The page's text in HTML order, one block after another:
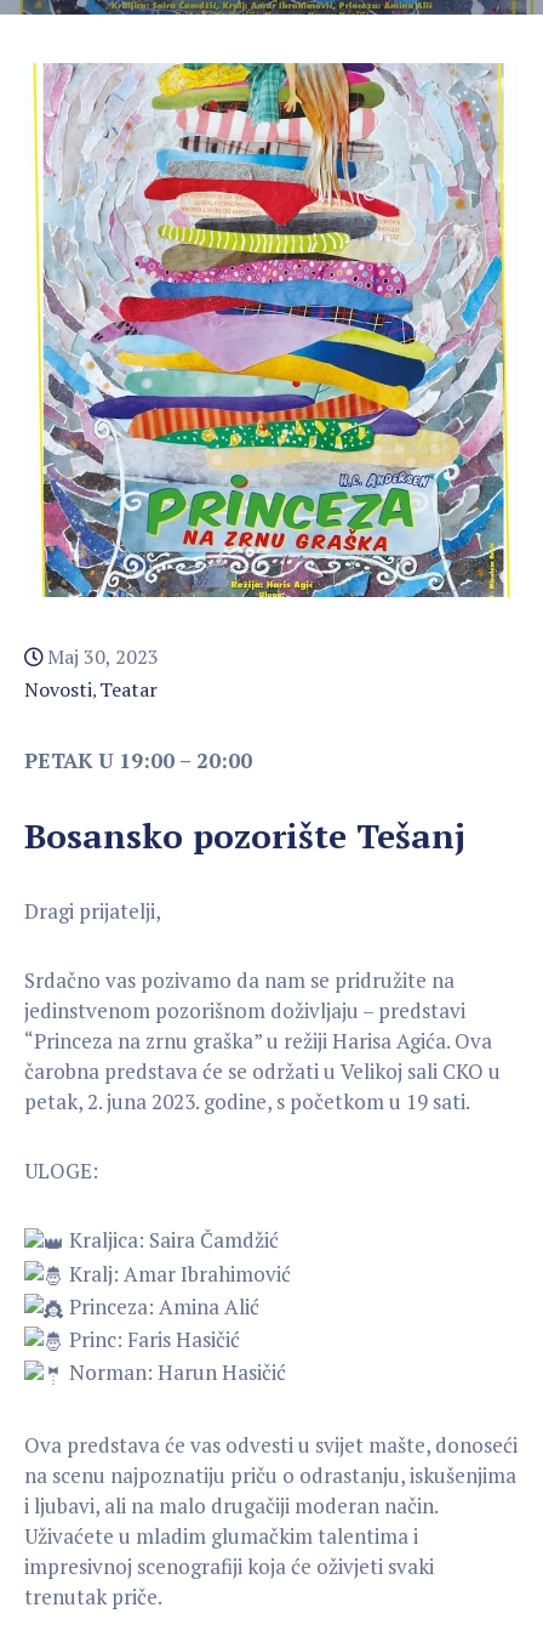
Maj 30, 2023
Novosti‚ Teatar
PETAK U 19:00 – 20:00
Bosansko pozorište Tešanj
Dragi prijatelji,
Srdačno vas pozivamo da nam se pridružite na
jedinstvenom pozorišnom doživljaju – predstavi
“Princeza na zrnu graška” u režiji Harisa Agića. Ova
čarobna predstava će se održati u Velikoj sali CKO u
petak, 2. juna 2023. godine, s početkom u 19 sati.
ULOGE:
Kraljica: Saira Čamdžić
Kralj: Amar Ibrahimović
Princeza: Amina Alić
Princ: Faris Hasičić
Norman: Harun Hasičić
Ova predstava će vas odvesti u svijet mašte, donoseći
na scenu najpoznatiju priču o odrastanju, iskušenjima
i ljubavi, ali na malo drugačiji moderan način.
Uživaćete u mladim glumačkim talentima i
impresivnoj scenografiji koja će oživjeti svaki
trenutak priče.